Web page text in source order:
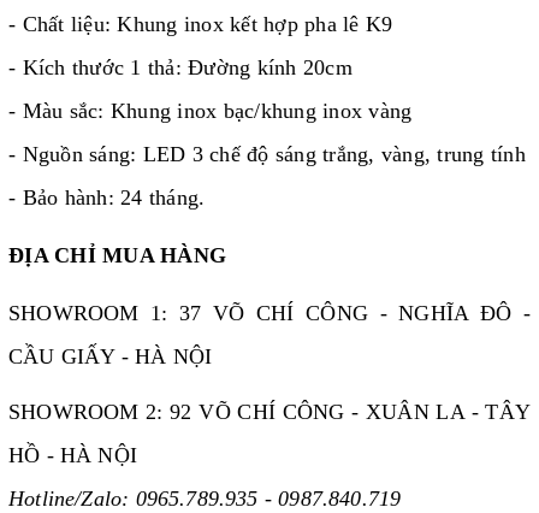
- Chất liệu: Khung inox kết hợp pha lê K9
- Kích thước 1 thả: Đường kính 20cm
- Màu sắc: Khung inox bạc/khung inox vàng
- Nguồn sáng: LED 3 chế độ sáng trắng, vàng, trung tính
- Bảo hành: 24 tháng.
ĐỊA CHỈ MUA HÀNG
SHOWROOM 1: 37 VÕ CHÍ CÔNG - NGHĨA ĐÔ -
CẦU GIẤY - HÀ NỘI
SHOWROOM 2: 92 VÕ CHÍ CÔNG - XUÂN LA - TÂY
HỒ - HÀ NỘI
Hotline/Zalo: 0965.789.935 - 0987.840.719